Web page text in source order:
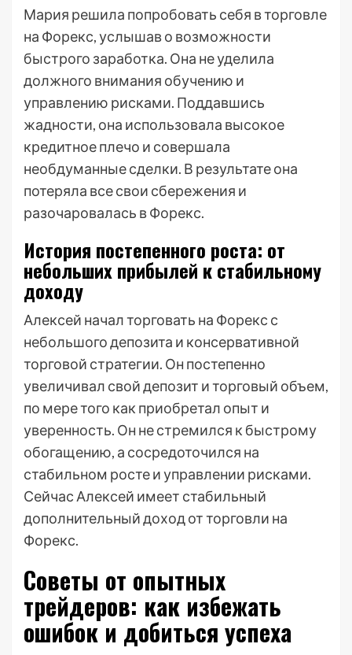
Мария решила попробовать себя в торговле
на Форекс, услышав о возможности
быстрого заработка. Она не уделила
должного внимания обучению и
управлению рисками. Поддавшись
жадности, она использовала высокое
кредитное плечо и совершала
необдуманные сделки. В результате она
потеряла все свои сбережения и
разочаровалась в Форекс.
История постепенного роста: от
небольших прибылей к стабильному
доходу
Алексей начал торговать на Форекс с
небольшого депозита и консервативной
торговой стратегии. Он постепенно
увеличивал свой депозит и торговый объем,
по мере того как приобретал опыт и
уверенность. Он не стремился к быстрому
обогащению, а сосредоточился на
стабильном росте и управлении рисками.
Сейчас Алексей имеет стабильный
дополнительный доход от торговли на
Форекс.
Советы от опытных
трейдеров: как избежать
ошибок и добиться успеха